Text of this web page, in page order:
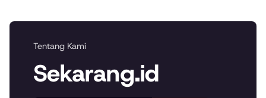
Tentang Kami
Sekarang.id